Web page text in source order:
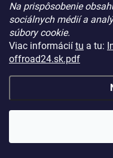
Na prispôsobenie
sociálnych médií a
súbory cookie.
Viac informácií tu a tu:
offroad24.sk.pdf
Vitajte! Aby bolo
vozidlo čo
malý tip:
Začnite
zaistíte, že
filtre. Použite ich!
presne to, čo
€128,90